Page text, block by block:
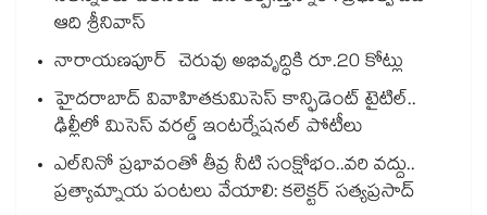
ఆది శ్రీనివాస్
నారాయణపూర్ చెరువు అభివృద్ధికి రూ.20 కోట్లు
హైదరాబాద్ వివాహితకుమిసెస్ కాన్ఫిడెంట్ టైటిల్..
ఢిల్లీలో మిసెస్ వరల్డ్ ఇంటర్నేషనల్ పోటీలు
ఎల్‌‌‌‌‌‌‌‌నినో ప్రభావంతో తీవ్ర నీటి సంక్షోభం..వరి వద్దు..
ప్రత్యామ్నాయ పంటలు వేయాలి: కలెక్టర్ సత్యప్రసాద్